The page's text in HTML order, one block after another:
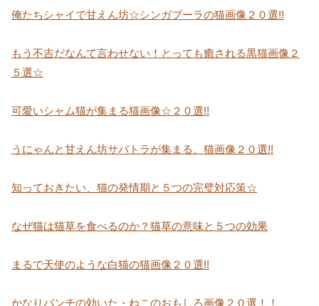
俺たちシャイで甘えん坊☆シンガプーラの猫画像２０選!!
もう不吉だなんて言わせない！とっても癒される黒猫画像２
５選☆
可愛いシャム猫が集まる猫画像☆２０選!!
うにゃんと甘えん坊サバトラが集まる、猫画像２０選!!
知っておきたい、猫の発情期と５つの完璧対応策☆
なぜ猫は猫草を食べるのか？猫草の意味と５つの効果
まるで天使のような白猫の猫画像２０選!!
かなりパンチの効いた・ねこのおもしろ画像２０選！！